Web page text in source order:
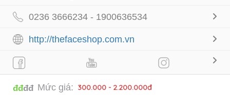
0236 3666234 - 1900636534
http://thefaceshop.com.vn
đđđđ Mức giá: 300.000 - 2.200.000đ